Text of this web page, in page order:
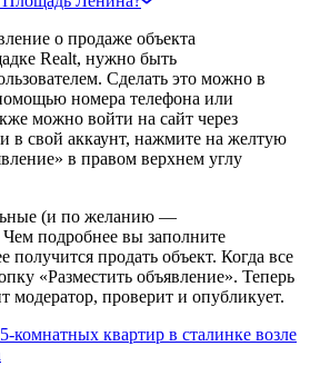
о продаже объекта
Realt, нужно быть
Сделать это можно в
номера телефона или
можно войти на сайт через
в свой аккаунт, нажмите на желтую
в правом верхнем углу
(и по желанию —
подробнее вы заполните
получится продать объект. Когда все
«Разместить объявление». Теперь
модератор, проверит и опубликует.
комнатных квартир в сталинке возле